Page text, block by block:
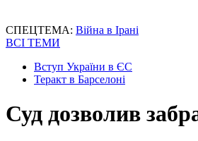
СПЕЦТЕМА: Війна в Ірані
ВСІ ТЕМИ
Вступ України в ЄС
Теракт в Барселоні
Суд дозволив